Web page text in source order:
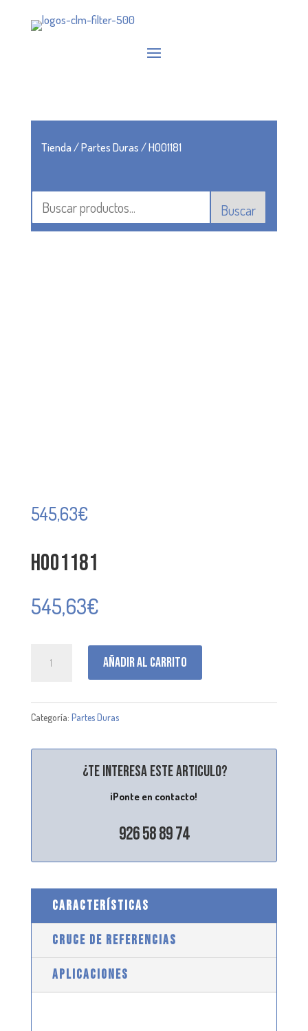
Tienda/Partes Duras/ H001181
Buscar
545,63€
H001181
545,63€
Añadir al carrito
Categoría: Partes Duras
¿Te interesa este articulo?
¡Ponte en contacto!
926 58 89 74
CARACTERÍSTICAS
CRUCE DE REFERENCIAS
APLICACIONES